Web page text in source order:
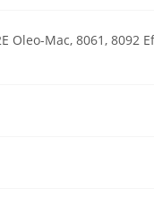
Oleo-Мac, 8061, 8092